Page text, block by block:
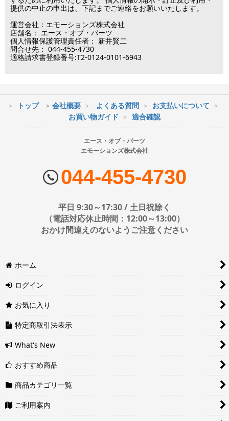
※最短到着をご希望の場合、時間指定不可の地域があります。
※配送業者の状況により荷物に遅延が生じる場合もございますので
ヤマト運輸・佐川急便・日本郵便・西濃運輸を使用しております。
配送会社はお選びいただけません。
時間指定は下記の通りです。
日時指定は4日後以降の指定となります。それ以前の日時指定をご希
望の場合は備考欄に記入をお願いします。
■地域ごとの最短配達日時について
い。
ヤマト運輸サービスレベル一覧表(PDF)
西濃運輸サービスレベル一覧表(PDF)
■営業日
営業時間：09:30～17:30
（電話対応休止時間：12:00～13:00）
土日祝日は出荷業務のみ行います。
土日祝日は電話・メールのお問い合わせ返信は
提供の中止の申出は、下記までご連絡をお願いいたします。
運営会社：エモーションズ株式会社
店舗名： エース・オブ・パーツ
個人情報保護管理責任者： 新井賢二
問合せ先： 044-455-4730
適格請求書登録番号:T2-0124-0101-6943
トップ 会社概要 よくある質問
お支払いについて
お買い物ガイド
適合確認
エース・オブ・パーツ
エモーションズ株式会社
044-455-4730
平日 9:30～17:30 / 土日祝除く
（電話対応休止時間：12:00～13:00）
おかけ間違えのないようご注意ください
ホーム
ログイン
お気に入り
特定商取引法表示
What's New
おすすめ商品
商品カテゴリ一覧
ご利用案内